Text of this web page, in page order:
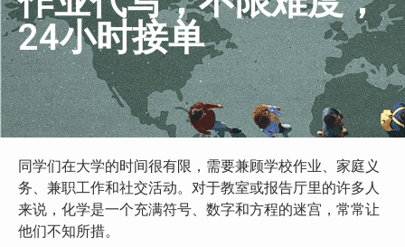
24小时接单
同学们在大学的时间很有限，需要兼顾学校作业、家庭义
务、兼职工作和社交活动。对于教室或报告厅里的许多人
来说，化学是一个充满符号、数字和方程的迷宫，常常让
他们不知所措。